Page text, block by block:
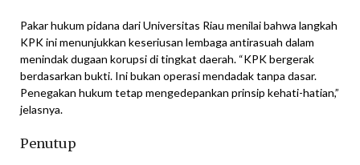
Pakar hukum pidana dari Universitas Riau menilai bahwa langkah
KPK ini menunjukkan keseriusan lembaga antirasuah dalam
menindak dugaan korupsi di tingkat daerah. “KPK bergerak
berdasarkan bukti. Ini bukan operasi mendadak tanpa dasar.
Penegakan hukum tetap mengedepankan prinsip kehati-hatian,”
jelasnya.
Penutup